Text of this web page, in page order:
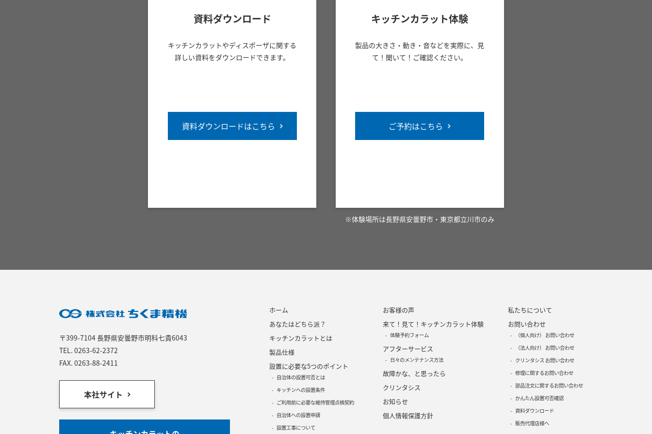
資料ダウンロード
キッチンカラットやディスポーザに関する
詳しい資料をダウンロードできます。
資料ダウンロードはこちら
キッチンカラット体験
製品の大きさ・動き・音などを実際に、見
て！聞いて！ご確認ください。
ご予約はこちら
※体験場所は長野県安曇野市・東京都立川市のみ
ホーム
あなたはどちら派？
キッチンカラットとは
製品仕様
設置に必要な5つのポイント
自治体の設置可否とは
キッチンへの設置条件
ご利用前に必要な維持管理点検契約
自治体への設置申請
設置工事について
お客様の声
来て！見て！キッチンカラット体験
体験予約フォーム
アフターサービス
日々のメンテナンス方法
故障かな、と思ったら
クリンタシス
お知らせ
個人情報保護方針
私たちについて
お問い合わせ
（個人向け） お問い合わせ
（法人向け） お問い合わせ
クリンタシス お問い合わせ
修理に関するお問い合わせ
部品注文に関するお問い合わせ
かんたん設置可否確認
資料ダウンロード
販売代理店様へ
〒399-7104 長野県安曇野市明科七貴6043
TEL. 0263-62-2372
FAX. 0263-88-2411
本社サイト